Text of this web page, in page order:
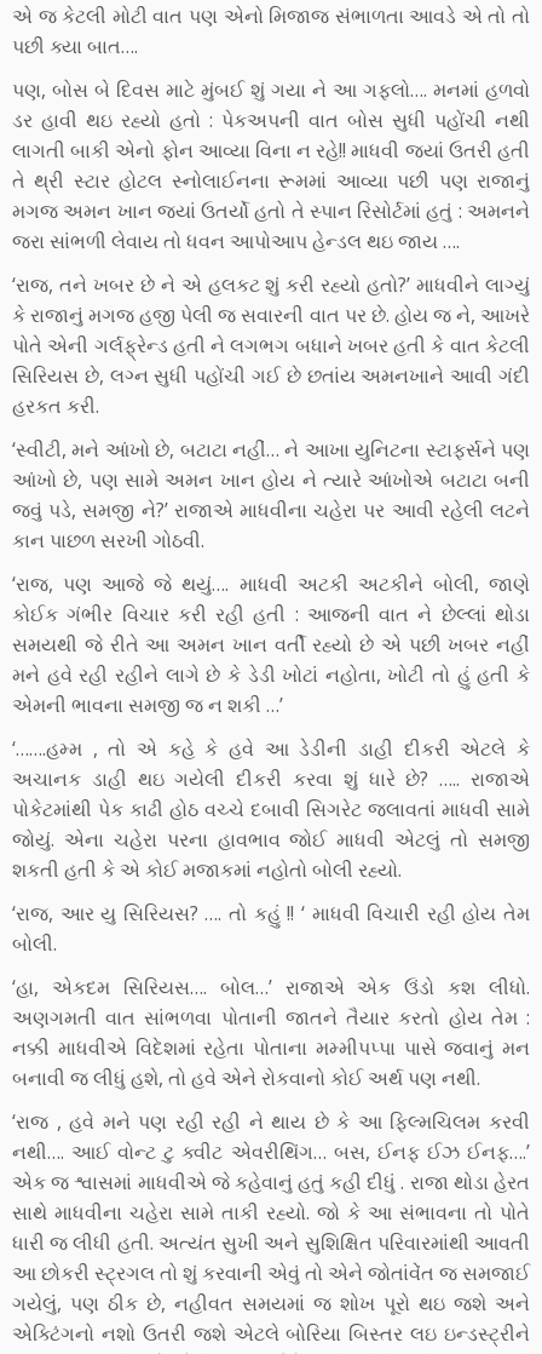
એ જ કેટલી મોટી વાત પણ એનો મિજાજ સંભાળતા આવડે એ તો તો
પછી ક્યા બાત….
પણ, બોસ બે દિવસ માટે મુંબઈ શું ગયા ને આ ગફલો…. મનમાં હળવો
ડર હાવી થઇ રહ્યો હતો : પેકઅપની વાત બોસ સુધી પહોંચી નથી
લાગતી બાકી એનો ફોન આવ્યા વિના ન રહે!! માધવી જ્યાં ઉતરી હતી
તે થ્રી સ્ટાર હોટલ સ્નોલાઈનના રૂમમાં આવ્યા પછી પણ રાજાનું
મગજ અમન ખાન જ્યાં ઉતર્યો હતો તે સ્પાન રિસોર્ટમાં હતું : અમનને
જરા સાંભળી લેવાય તો ધવન આપોઆપ હેન્ડલ થઇ જાય ….
‘રાજ, તને ખબર છે ને એ હલકટ શું કરી રહ્યો હતો?’ માધવીને લાગ્યું
કે રાજાનું મગજ હજી પેલી જ સવારની વાત પર છે. હોય જ ને, આખરે
પોતે એની ગર્લફ્રેન્ડ હતી ને લગભગ બધાને ખબર હતી કે વાત કેટલી
સિરિયસ છે, લગ્ન સુધી પહોંચી ગઈ છે છતાંય અમનખાને આવી ગંદી
હરકત કરી.
‘સ્વીટી, મને આંખો છે, બટાટા નહીં… ને આખા યુનિટના સ્ટાફર્સને પણ
આંખો છે, પણ સામે અમન ખાન હોય ને ત્યારે આંખોએ બટાટા બની
જવું પડે, સમજી ને?’ રાજાએ માધવીના ચહેરા પર આવી રહેલી લટને
કાન પાછળ સરખી ગોઠવી.
‘રાજ, પણ આજે જે થયું…. માધવી અટકી અટકીને બોલી, જાણે
કોઈક ગંભીર વિચાર કરી રહી હતી : આજની વાત ને છેલ્લાં થોડા
સમયથી જે રીતે આ અમન ખાન વર્તી રહ્યો છે એ પછી ખબર નહીં
મને હવે રહી રહીને લાગે છે કે ડેડી ખોટાં નહોતા, ખોટી તો હું હતી કે
એમની ભાવના સમજી જ ન શકી …’
‘…….હમ્મ , તો એ કહે કે હવે આ ડેડીની ડાહી દીકરી એટલે કે
અચાનક ડાહી થઇ ગયેલી દીકરી કરવા શું ધારે છે? ….. રાજાએ
પોકેટમાંથી પેક કાઢી હોઠ વચ્ચે દબાવી સિગરેટ જલાવતાં માધવી સામે
જોયું. એના ચહેરા પરના હાવભાવ જોઈ માધવી એટલું તો સમજી
શકતી હતી કે એ કોઈ મજાકમાં નહોતો બોલી રહ્યો.
‘રાજ, આર યુ સિરિયસ? …. તો કહું !! ‘ માધવી વિચારી રહી હોય તેમ
બોલી.
‘હા, એકદમ સિરિયસ…. બોલ…’ રાજાએ એક ઉંડો કશ લીધો.
અણગમતી વાત સાંભળવા પોતાની જાતને તૈયાર કરતો હોય તેમ :
નક્કી માધવીએ વિદેશમાં રહેતા પોતાના મમ્મીપપ્પા પાસે જવાનું મન
બનાવી જ લીધું હશે, તો હવે એને રોકવાનો કોઈ અર્થ પણ નથી.
‘રાજ , હવે મને પણ રહી રહી ને થાય છે કે આ ફિલ્મચિલમ કરવી
નથી…. આઈ વોન્ટ ટુ ક્વીટ એવરીથિંગ… બસ, ઈનફ ઈઝ ઈનફ….’
એક જ શ્વાસમાં માધવીએ જે કહેવાનું હતું કહી દીધું . રાજા થોડા હેરત
સાથે માધવીના ચહેરા સામે તાકી રહ્યો. જો કે આ સંભાવના તો પોતે
ધારી જ લીધી હતી. અત્યંત સુખી અને સુશિક્ષિત પરિવારમાંથી આવતી
આ છોકરી સ્ટ્રગલ તો શું કરવાની એવું તો એને જોતાંવેંત જ સમજાઈ
ગયેલું, પણ ઠીક છે, નહીવત સમયમાં જ શોખ પૂરો થઇ જશે અને
એક્ટિંગનો નશો ઉતરી જશે એટલે બોરિયા બિસ્તર લઇ ઇન્ડસ્ટ્રીને